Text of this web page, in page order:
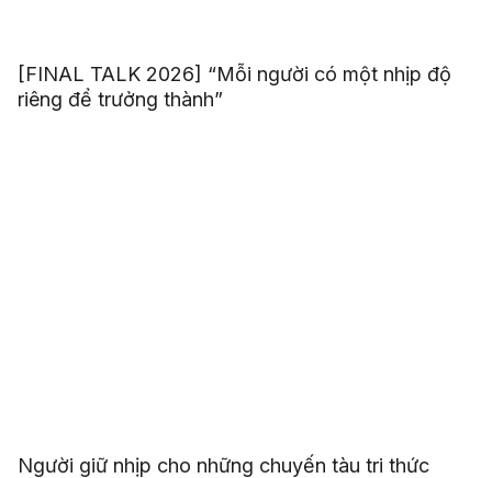
[FINAL TALK 2026] “Mỗi người có một nhịp độ
riêng để trưởng thành”
Người giữ nhịp cho những chuyến tàu tri thức